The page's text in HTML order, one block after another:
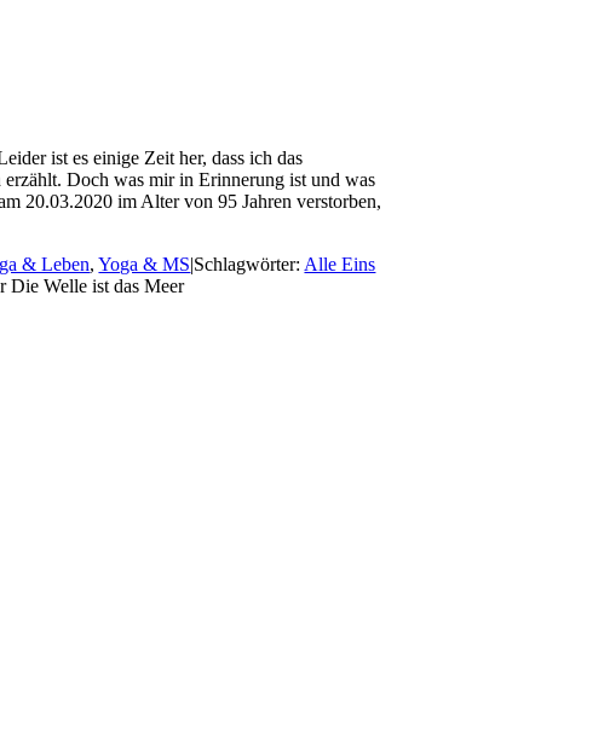
ist es einige Zeit her, dass ich das
Doch was mir in Erinnerung ist und was
20.03.2020 im Alter von 95 Jahren verstorben,
& Leben,Yoga & MS|Schlagwörter:Alle Eins
Die Welle ist das Meer